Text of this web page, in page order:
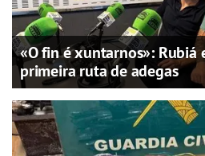
«O fin é xuntarnos»: Rubiá
primeira ruta de adegas